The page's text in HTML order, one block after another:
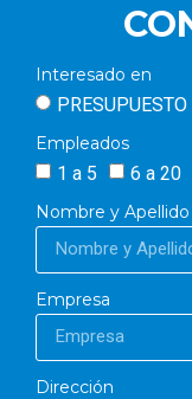
Interesado en
PRESUPUESTO
Empleados
1 a 5 6 a 20
Nombre y Apellido
Empresa
Dirección